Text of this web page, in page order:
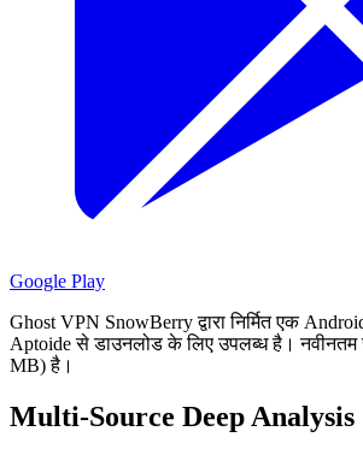
Google Play
Ghost VPN SnowBerry द्वारा निर्मित एक
Aptoide से डाउनलोड के लिए उपलब्ध है।
MB) है।
Multi-Source Deep Analysis